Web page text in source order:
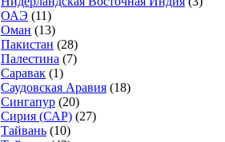
ОАЭ (11)
Оман (13)
Пакистан (28)
Палестина (7)
Саравак (1)
Саудовская Аравия (18)
Сингапур (20)
Сирия (САР) (27)
Тайвань (10)